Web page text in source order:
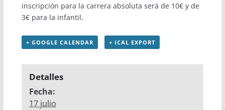
inscripción para la carrera absoluta será de 10€ y de
3€ para la infantil.
+ GOOGLE CALENDAR + ICAL EXPORT
Detalles
Fecha:
17 julio